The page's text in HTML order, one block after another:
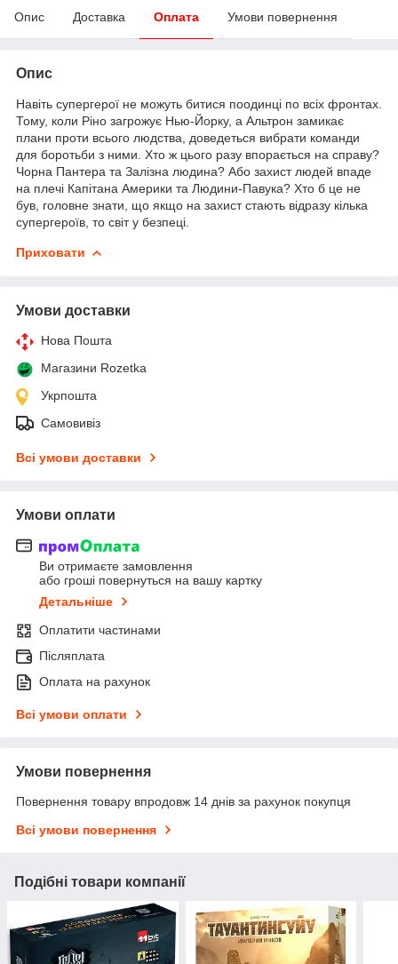
Опис Доставка Оплата Умови повернення
Опис
Навіть супергерої не можуть битися поодинці по всіх фронтах.
Тому, коли Ріно загрожує Нью-Йорку, а Альтрон замикає
плани проти всього людства, доведеться вибрати команди
для боротьби з ними. Хто ж цього разу впорається на справу?
Чорна Пантера та Залізна людина? Або захист людей впаде
на плечі Капітана Америки та Людини-Павука? Хто б це не
був, головне знати, що якщо на захист стають відразу кілька
супергероїв, то світ у безпеці.
Приховати
Умови доставки
Нова Пошта
Магазини Rozetka
Укрпошта
Самовивіз
Всі умови доставки
Умови оплати
Ви отримаєте замовлення
або гроші повернуться на вашу картку
Детальніше
Оплатити частинами
Післяплата
Оплата на рахунок
Всі умови оплати
Умови повернення
Повернення товару впродовж 14 днів за рахунок покупця
Всі умови повернення
Подібні товари компанії